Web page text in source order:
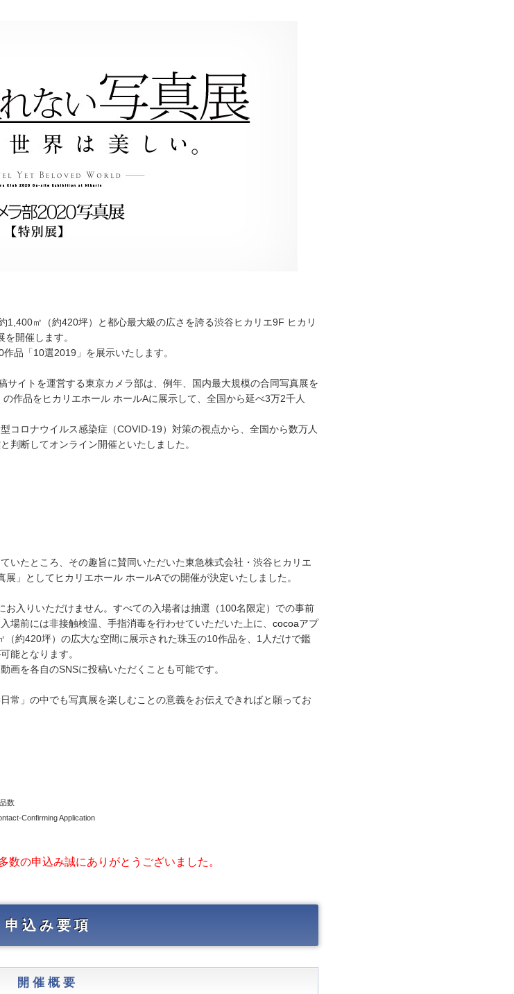
㎡（約420坪）と都心最大級の広さを誇る渋谷ヒカリエ9F ヒカリ
開催します。
品「10選2019」を展示いたします。
サイトを運営する東京カメラ部は、例年、国内最大規模の合同写真展を
作品をヒカリエホール ホールAに展示して、全国から延べ3万2千人
コロナウイルス感染症（COVID-19）対策の視点から、全国から数万人
判断してオンライン開催といたしました。
いたところ、その趣旨に賛同いただいた東急株式会社・渋谷ヒカリエ
」としてヒカリエホール ホールAでの開催が決定いたしました。
入りいただけません。すべての入場者は抽選（100名限定）での事前
場前には非接触検温、手指消毒を行わせていただいた上に、 cocoaアプ
約420坪）の広大な空間に展示された珠玉の10作品を、1人だけで鑑
能となります。
画を各自のSNSに投稿いただくことも可能です。
常」の中でも写真展を楽しむことの意義をお伝えできればと願ってお
数
Confirming Application
数の申込み誠にありがとうございました。
申込み要項
開催概要